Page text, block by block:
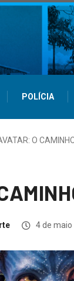
POLÍCIA
O
4 de maio